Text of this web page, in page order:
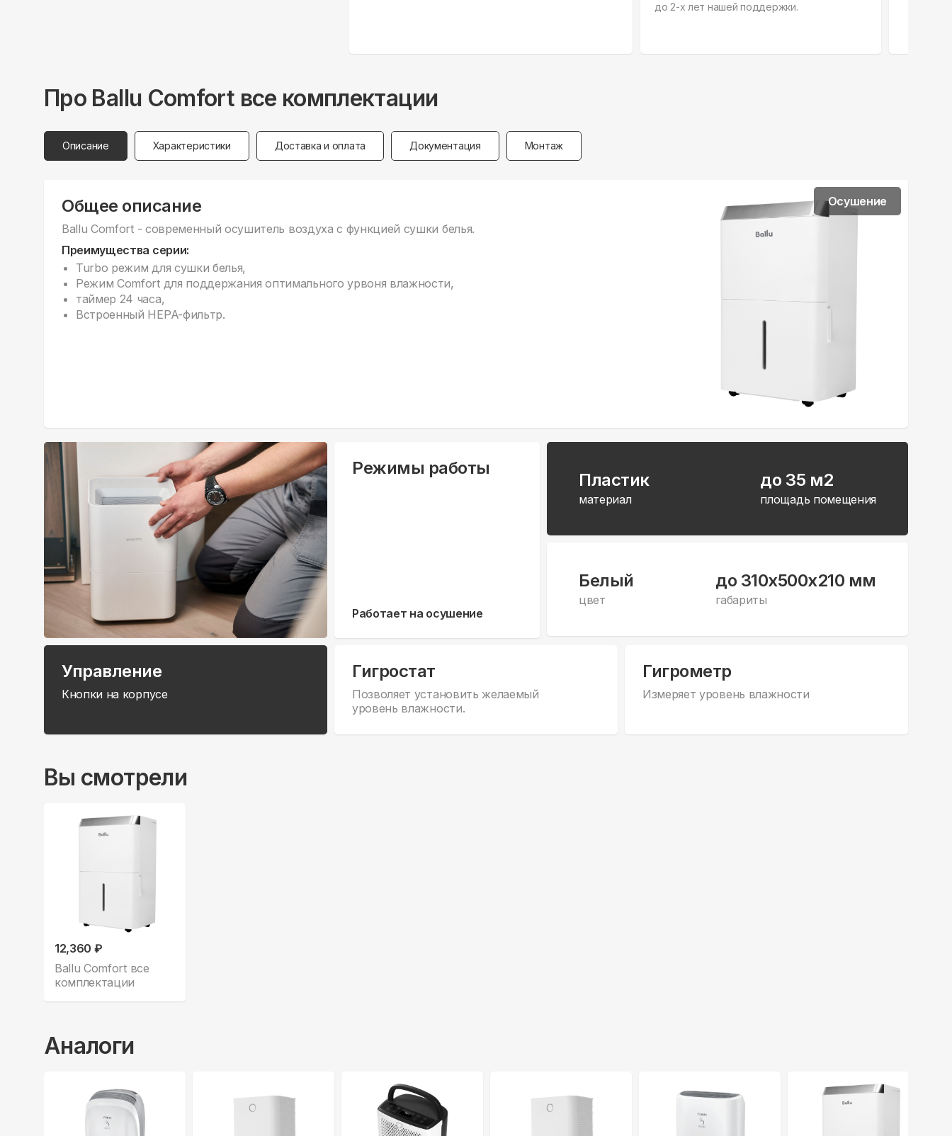
до 2-х лет нашей поддержки.
Про Ballu Comfort все комплектации
Описание Характеристики Доставка и оплата Документация Монтаж
Общее описание
Ballu Comfort - современный осушитель воздуха с функцией сушки белья.
Преимущества серии:
Turbo режим для сушки белья,
Режим Comfort для поддержания оптимального урвоня влажности,
таймер 24 часа,
Встроенный HEPA-фильтр.
Осушение
Режимы работы
Работает на осушение
Пластик
материал
до 35 м2
площадь помещения
Белый
цвет
до 310x500x210 мм
габариты
Управление
Кнопки на корпусе
Гигростат
Позволяет установить желаемый
уровень влажности.
Гигрометр
Измеряет уровень влажности
Вы смотрели
12,360 ₽
Ballu Comfort все
комплектации
Аналоги